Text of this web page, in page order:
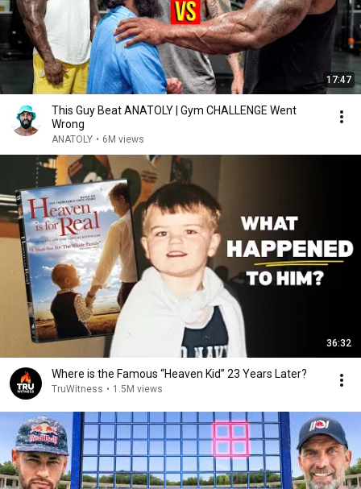
17:47
This Guy Beat ANATOLY | Gym CHALLENGE Went
Wrong
ANATOLY • 6M views
36:32
Where is the Famous “Heaven Kid” 23 Years Later?
TruWitness • 1.5M views